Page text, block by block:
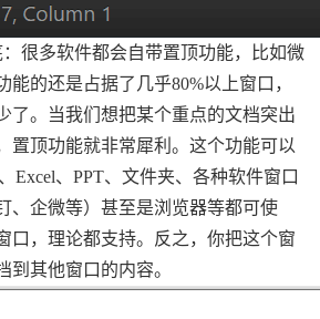
很多软件都会自带置顶功能，比如微
能的还是占据了几乎80%以上窗口，
了。当我们想把某个重点的文档突出
置顶功能就非常犀利。这个功能可以
Excel、PPT、文件夹、各种软件窗口
、企微等）甚至是浏览器等都可使
口，理论都支持。反之，你把这个窗
到其他窗口的内容。